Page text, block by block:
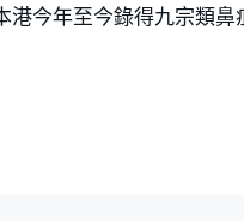
今年至今錄得九宗類鼻